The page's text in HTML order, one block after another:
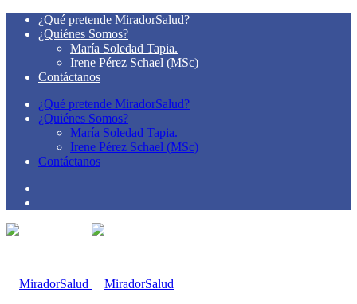
¿Qué pretende MiradorSalud?
¿Quiénes Somos?
María Soledad Tapia.
Irene Pérez Schael (MSc)
Contáctanos
¿Qué pretende MiradorSalud?
¿Quiénes Somos?
María Soledad Tapia.
Irene Pérez Schael (MSc)
Contáctanos